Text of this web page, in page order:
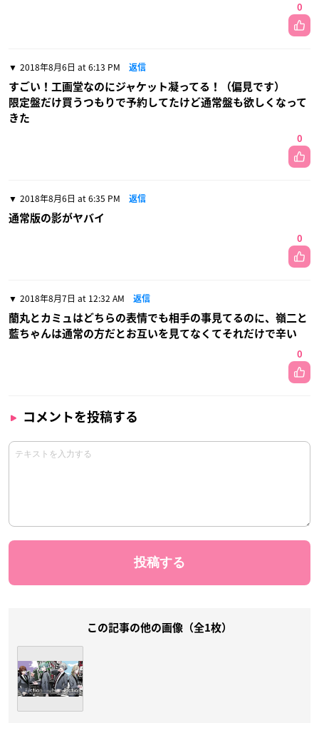
0
2018年8月6日 at 6:13 PM 返信
すごい！工画堂なのにジャケット凝ってる！（偏見です）
限定盤だけ買うつもりで予約してたけど通常盤も欲しくなって
きた
0
2018年8月6日 at 6:35 PM 返信
通常版の影がヤバイ
0
2018年8月7日 at 12:32 AM 返信
蘭丸とカミュはどちらの表情でも相手の事見てるのに、嶺二と
藍ちゃんは通常の方だとお互いを見てなくてそれだけで辛い
0
コメントを投稿する
この記事の他の画像（全1枚）